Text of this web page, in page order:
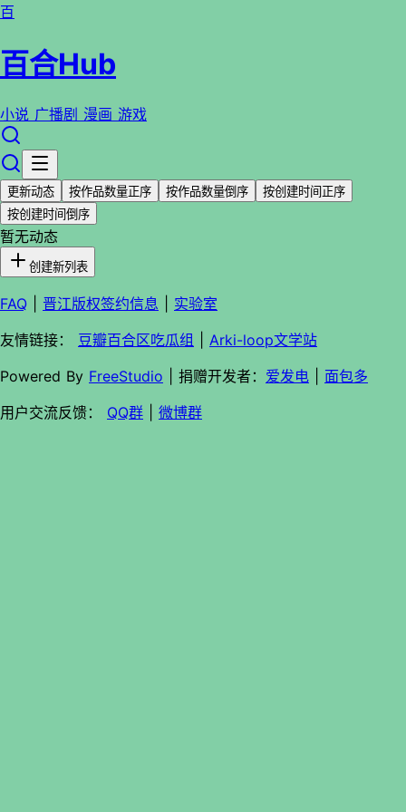
百
百合Hub
小说 广播剧 漫画 游戏
更新动态 按作品数量正序 按作品数量倒序
按创建时间正序
按创建时间倒序
暂无动态
创建新列表
FAQ 晋江版权签约信息
实验室
友情链接： 豆瓣百合区吃瓜组
Arki-loop文学站
Powered By FreeStudio | 捐赠开发者： 爱发电
面包多
用户交流反馈： QQ群 微博群